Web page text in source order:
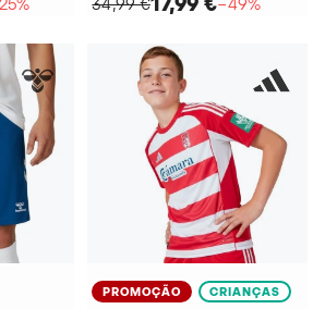
PROMOÇÃO CRIANÇAS